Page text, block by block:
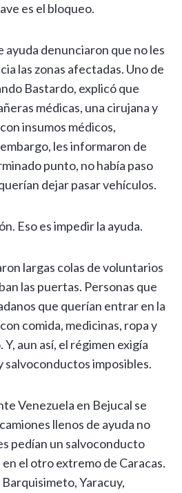
es el bloqueo.
ayuda denunciaron que no les
las zonas afectadas. Uno de
Bastardo, explicó que
médicas, una cirujana y
insumos médicos,
les informaron de
punto, no había paso
dejar pasar vehículos.
Eso es impedir la ayuda.
largas colas de voluntarios
las puertas. Personas que
que querían entrar en la
comida, medicinas, ropa y
aun así, el régimen exigía
salvoconductos imposibles.
Venezuela en Bejucal se
llenos de ayuda no
pedían un salvoconducto
el otro extremo de Caracas.
Yaracuy,